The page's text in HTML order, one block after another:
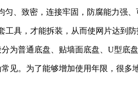
、致密，连接牢固，防腐能力强
具，才能拆装，从而使网片达到防
普通底盘、贴墙面底盘、U型底
见。为了能够增加使用年限，很